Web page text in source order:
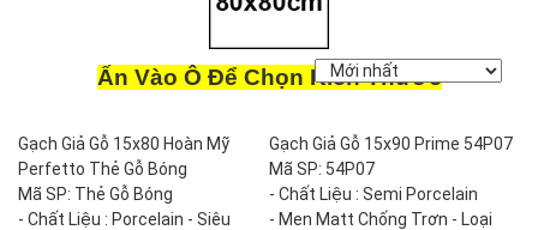
Ấn Vào Ô Để Chọn Kích Thước
Gạch Giả Gỗ 15x80 Hoàn Mỹ
Perfetto Thẻ Gỗ Bóng
Mã SP: Thẻ Gỗ Bóng
- Chất Liệu : Porcelain - Siêu
Gạch Giả Gỗ 15x90 Prime 54P07
Mã SP: 54P07
- Chất Liệu : Semi Porcelain
- Men Matt Chống Trơn - Loại